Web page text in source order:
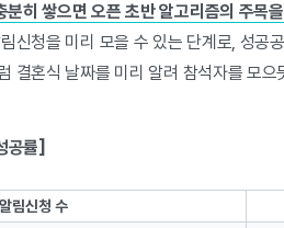
분히 쌓으면 오픈 초반 알고리즘의 주목
신청을 미리 모을 수 있는 단계로, 성공
결혼식 날짜를 미리 알려 참석자를 모
률]
림신청 수